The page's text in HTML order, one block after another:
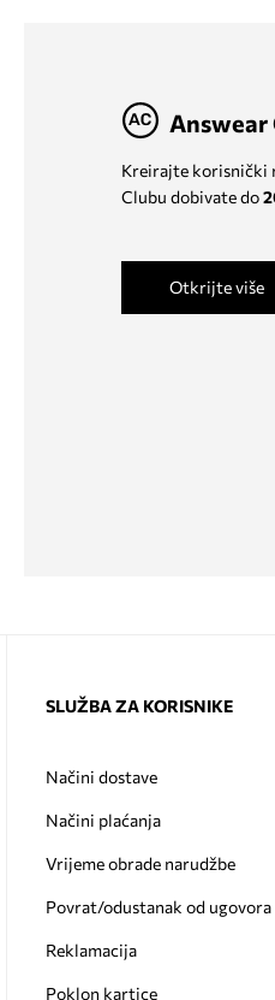
Answear
Kreirajte korisnički
Clubu dobivate do
Otkrijte više
SLUŽBA ZA KORISNIKE
Načini dostave
Načini plaćanja
Vrijeme obrade narudžbe
Povrat/odustanak od ugovora
Reklamacija
Poklon kartice